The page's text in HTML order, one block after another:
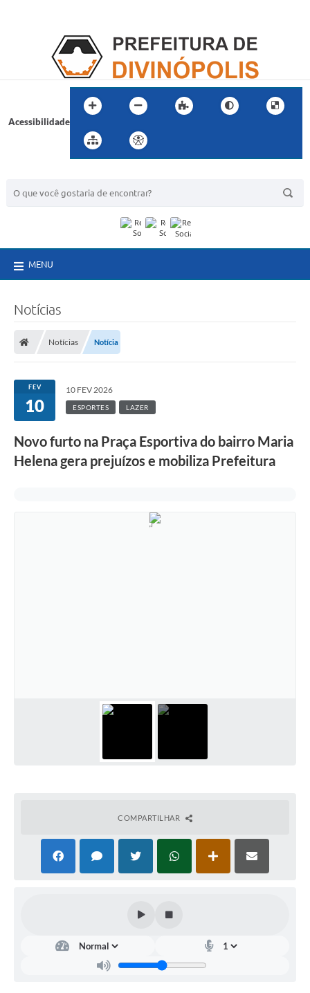
Acessibilidade
MENU
Notícias
Notícias Notícia
FEV
10
10 FEV 2026
ESPORTES LAZER
Novo furto na Praça Esportiva do bairro Maria
Helena gera prejuízos e mobiliza Prefeitura
COMPARTILHAR